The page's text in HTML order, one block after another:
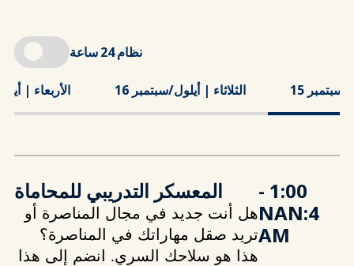
نظام 24 ساعة
سبتمبر 15 الثلاثاء | أيلول/سبتمبر 16 الأربعاء |
1:00 -
4:NAN
AM
المعسكر التدريبي للمحاماة
هل أنت جديد في مجال المناصرة أو
تريد صقل مهاراتك في المناصرة؟
هذا هو سلاحك السري. انضم إلى هذا